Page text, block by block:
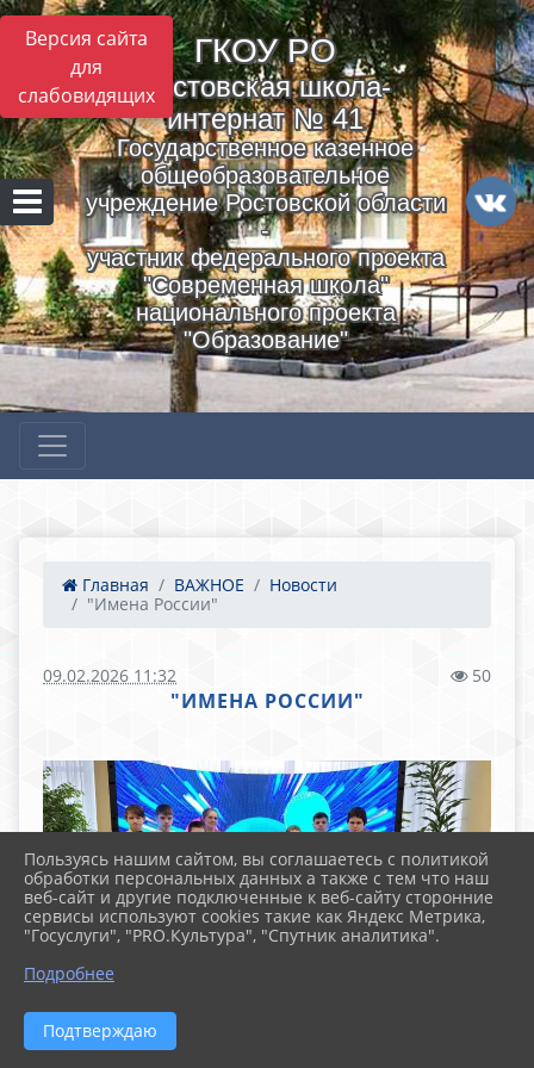
Версия сайта
для
слабовидящих
ГКОУ РO
Ростовская школа-
интернат № 41
Государственное казенное
общеобразовательное
учреждение Ростовской области
-
участник федерального проекта
"Современная школа"
национального проекта
"Образование"
Главная ВАЖНОЕ
Новости
"Имена России"
09.02.2026 11:32 50
"ИМЕНА РОССИИ"
Пользуясь нашим сайтом, вы соглашаетесь с политикой
обработки персональных данных а также с тем что наш
веб-сайт и другие подключенные к веб-сайту сторонние
сервисы используют cookies такие как Яндекс Метрика,
"Госуслуги", "PRO.Культура", "Спутник аналитика".
Подробнее
Подтверждаю